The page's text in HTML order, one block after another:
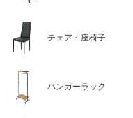
チェア・座椅子
ハンガーラック